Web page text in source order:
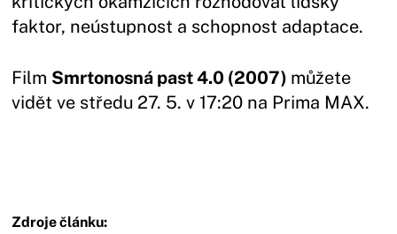
faktor, neústupnost a schopnost adaptace.
Film Smrtonosná past 4.0 (2007) můžete
vidět ve středu 27. 5. v 17:20 na Prima MAX.
Zdroje článku: